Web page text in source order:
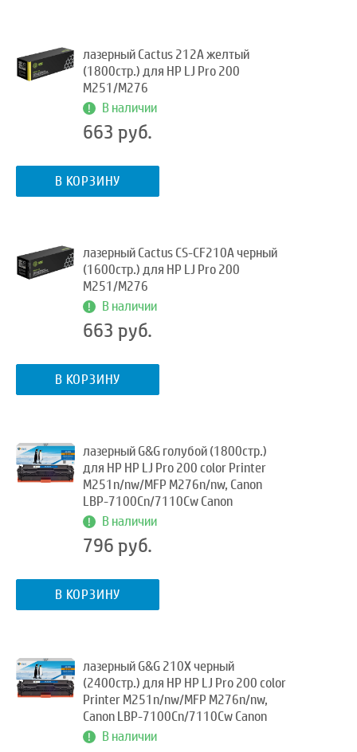
лазерный Cactus 212A желтый
(1800стр.) для HP LJ Pro 200
M251/M276
В наличии
663 руб.
В КОРЗИНУ
лазерный Cactus CS-CF210A черный
(1600стр.) для HP LJ Pro 200
M251/M276
В наличии
663 руб.
В КОРЗИНУ
лазерный G&G голубой (1800стр.)
для HP HP LJ Pro 200 color Printer
M251n/nw/MFP M276n/nw, Canon
LBP-7100Cn/7110Cw Canon
В наличии
796 руб.
В КОРЗИНУ
лазерный G&G 210X черный
(2400стр.) для HP HP LJ Pro 200 color
Printer M251n/nw/MFP M276n/nw,
Canon LBP-7100Cn/7110Cw Canon
В наличии